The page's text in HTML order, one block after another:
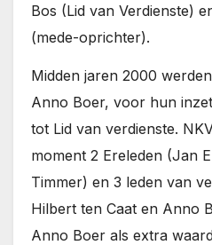
Bos (Lid van Verdienste)
(mede-oprichter).
Midden jaren 2000
Anno Boer, voor hun
tot Lid van verdienste.
moment 2 Ereleden (Jan
Timmer) en 3 leden van
Hilbert ten Caat en Anno
Anno Boer als extra